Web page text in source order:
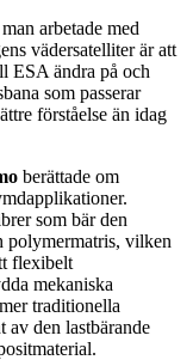
arbetade med
vädersatelliter är att
ESA ändra på och
som passerar
förståelse än idag
berättade om
som bär den
polymermatris, vilken
flexibelt
mekaniska
traditionella
av den lastbärande